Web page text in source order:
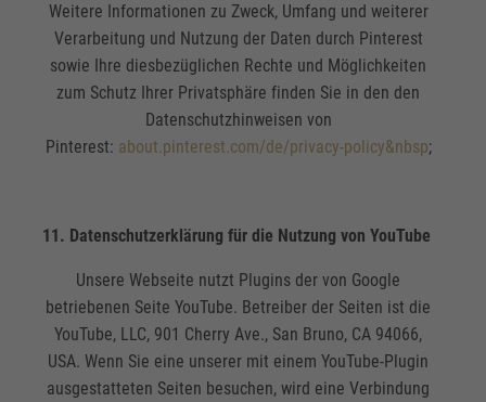
Weitere Informationen zu Zweck, Umfang und weiterer
Verarbeitung und Nutzung der Daten durch Pinterest
sowie Ihre diesbezüglichen Rechte und Möglichkeiten
zum Schutz Ihrer Privatsphäre finden Sie in den den
Datenschutzhinweisen von
Pinterest: about.pinterest.com/de/privacy-policy&nbsp;
11. Datenschutzerklärung für die Nutzung von YouTube
Unsere Webseite nutzt Plugins der von Google
betriebenen Seite YouTube. Betreiber der Seiten ist die
YouTube, LLC, 901 Cherry Ave., San Bruno, CA 94066,
USA. Wenn Sie eine unserer mit einem YouTube-Plugin
ausgestatteten Seiten besuchen, wird eine Verbindung